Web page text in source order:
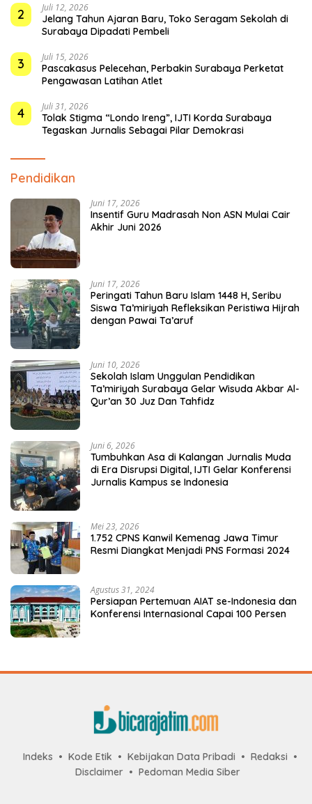
2 Juli 12, 2026
Jelang Tahun Ajaran Baru, Toko Seragam Sekolah di
Surabaya Dipadati Pembeli
3 Juli 15, 2026
Pascakasus Pelecehan, Perbakin Surabaya Perketat
Pengawasan Latihan Atlet
4 Juli 31, 2026
Tolak Stigma “Londo Ireng”, IJTI Korda Surabaya
Tegaskan Jurnalis Sebagai Pilar Demokrasi
Pendidikan
Juni 17, 2026
Insentif Guru Madrasah Non ASN Mulai Cair
Akhir Juni 2026
Juni 17, 2026
Peringati Tahun Baru Islam 1448 H, Seribu
Siswa Ta’miriyah Refleksikan Peristiwa Hijrah
dengan Pawai Ta’aruf
Juni 10, 2026
Sekolah Islam Unggulan Pendidikan
Ta’miriyah Surabaya Gelar Wisuda Akbar Al-
Qur’an 30 Juz Dan Tahfidz
Juni 6, 2026
Tumbuhkan Asa di Kalangan Jurnalis Muda
di Era Disrupsi Digital, IJTI Gelar Konferensi
Jurnalis Kampus se Indonesia
Mei 23, 2026
1.752 CPNS Kanwil Kemenag Jawa Timur
Resmi Diangkat Menjadi PNS Formasi 2024
Agustus 31, 2024
Persiapan Pertemuan AIAT se-Indonesia dan
Konferensi Internasional Capai 100 Persen
Indeks Kode Etik Kebijakan Data Pribadi
Redaksi
Disclaimer
Pedoman Media Siber